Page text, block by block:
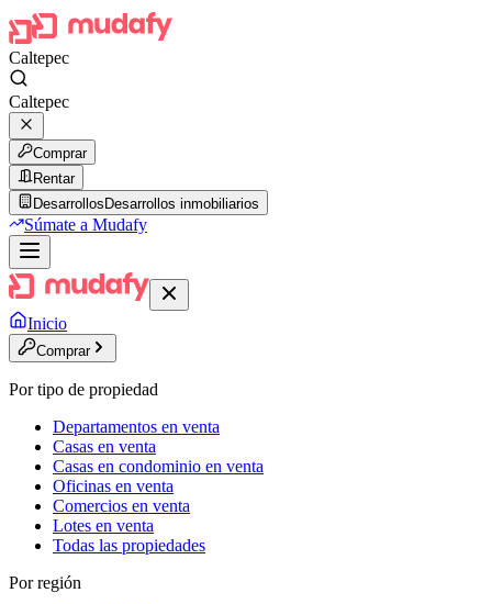
Caltepec
Caltepec
Comprar
Rentar
Desarrollos Desarrollos inmobiliarios
Súmate a Mudafy
Inicio
Comprar
Por tipo de propiedad
Departamentos en venta
Casas en venta
Casas en condominio en venta
Oficinas en venta
Comercios en venta
Lotes en venta
Todas las propiedades
Por región